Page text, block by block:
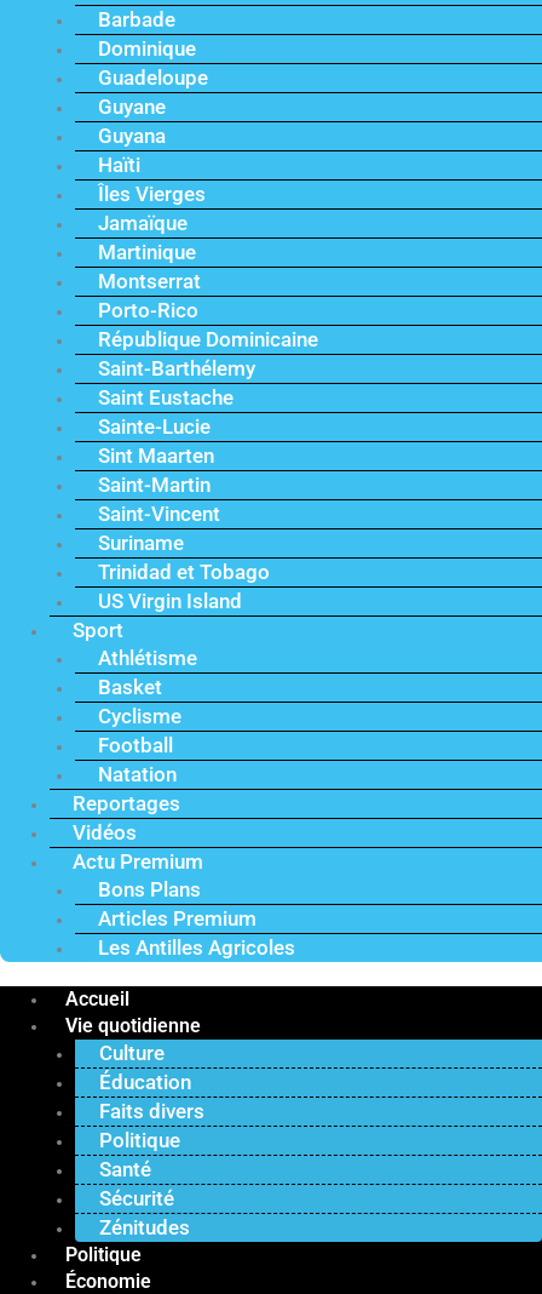
Barbade
Dominique
Guadeloupe
Guyane
Guyana
Haïti
Îles Vierges
Jamaïque
Martinique
Montserrat
Porto-Rico
République Dominicaine
Saint-Barthélemy
Saint Eustache
Sainte-Lucie
Sint Maarten
Saint-Martin
Saint-Vincent
Suriname
Trinidad et Tobago
US Virgin Island
Sport
Athlétisme
Basket
Cyclisme
Football
Natation
Reportages
Vidéos
Actu Premium
Bons Plans
Articles Premium
Les Antilles Agricoles
Accueil
Vie quotidienne
Culture
Éducation
Faits divers
Politique
Santé
Sécurité
Zénitudes
Politique
Économie